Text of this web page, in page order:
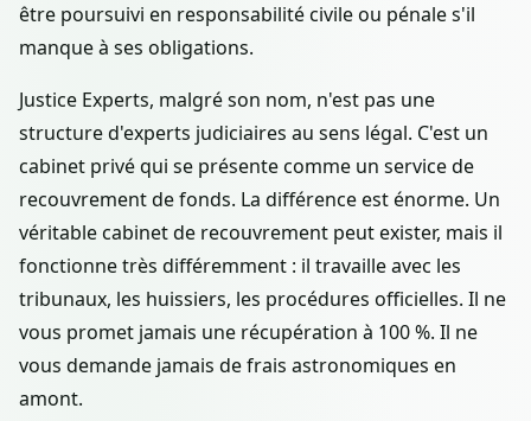
être poursuivi en responsabilité civile ou pénale s'il
manque à ses obligations.
Justice Experts, malgré son nom, n'est pas une
structure d'experts judiciaires au sens légal. C'est un
cabinet privé qui se présente comme un service de
recouvrement de fonds. La différence est énorme. Un
véritable cabinet de recouvrement peut exister, mais il
fonctionne très différemment : il travaille avec les
tribunaux, les huissiers, les procédures officielles. Il ne
vous promet jamais une récupération à 100 %. Il ne
vous demande jamais de frais astronomiques en
amont.